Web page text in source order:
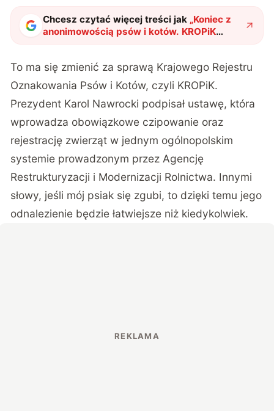
Chcesz czytać więcej treści jak „Koniec z
anonimowością psów i kotów. KROPiK
zmieni zasady dla właścicieli zwierząt"?
To ma się zmienić za sprawą Krajowego Rejestru
Oznakowania Psów i Kotów, czyli KROPiK.
Prezydent Karol Nawrocki podpisał ustawę, która
wprowadza obowiązkowe czipowanie oraz
rejestrację zwierząt w jednym ogólnopolskim
systemie prowadzonym przez Agencję
Restrukturyzacji i Modernizacji Rolnictwa. Innymi
słowy, jeśli mój psiak się zgubi, to dzięki temu jego
odnalezienie będzie łatwiejsze niż kiedykolwiek.